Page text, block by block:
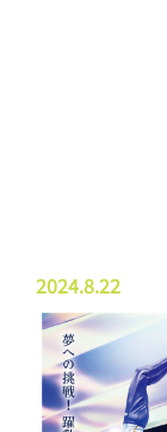
2024.8.22